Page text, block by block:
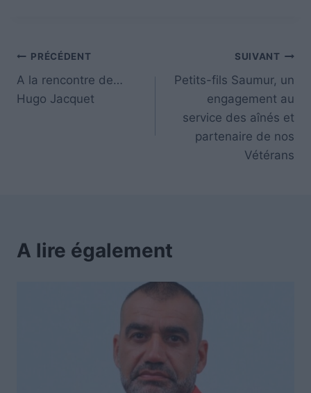
PRÉCÉDENT
A la rencontre de…
Hugo Jacquet
SUIVANT
Petits-fils Saumur, un
engagement au
service des aînés et
partenaire de nos
Vétérans
A lire également